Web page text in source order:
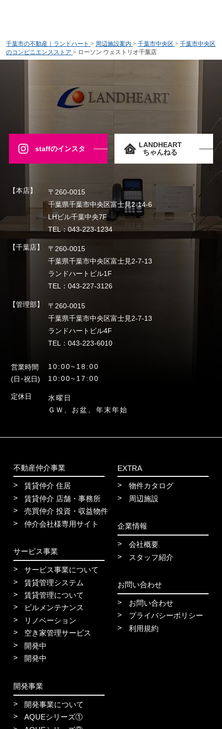
千葉市の不動産｜ランドハート > 周辺施設案内 > 千葉市中央区 > 千葉市中央区
のコンビニエンスストア > ローソン ウェストリオ千葉店
staffのインスタ
LANDHEART
ちゃんねる
【本店】
〒260-0015
千葉県千葉市中央区富士見2-14-6
LHビル千葉中央7F
TEL：043-223-1234
【千葉店】
〒260-0015
千葉県千葉市中央区富士見2-7-13
ランドハートビル1F
TEL：043-227-3126
【管理部】
〒260-0015
千葉県千葉市中央区富士見2-7-13
ランドハートビル4F
TEL：043-223-6010
営業時間
10:00~18:00
(日･祝日)
10:00~17:00
定休日
水曜日
ＧＷ、お盆、年末年始
不動産仲介事業
賃貸仲介 住居
賃貸仲介 店舗・事務所
売買仲介 投資・収益物件
仲介会社様専用サイト
サービス事業
サービス事業について
賃貸管理システム
賃貸管理について
ビルメンテナンス
リノベーション
空き家管理サービス
開発中
開発中
開発事業
開発事業について
AQUEシリーズ①
EXTRA
物件カタログ
周辺施設
企業情報
会社概要
スタッフ紹介
お問い合わせ
お問い合わせ
プライバシーポリシー
利用規約